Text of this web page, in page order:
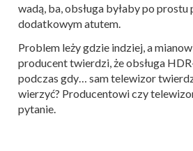
wadą, ba, obsługa byłaby po prostu
dodatkowym atutem.
Problem leży gdzie indziej, a
producent twierdzi, że obsługa
podczas gdy… sam telewizor
wierzyć? Producentowi czy
pytanie.